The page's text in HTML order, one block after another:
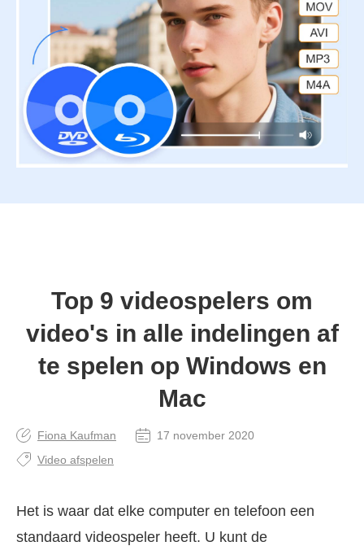
Top 9 videospelers om
video's in alle indelingen af
te spelen op Windows en
Mac
Fiona Kaufman
17 november 2020
Video afspelen
Het is waar dat elke computer en telefoon een
standaard videospeler heeft. U kunt de